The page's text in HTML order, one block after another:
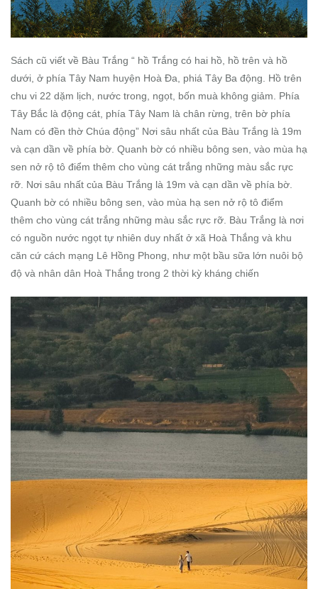
Sách cũ viết về Bàu Trắng “ hồ Trắng có hai hồ, hồ trên và hồ
dưới, ở phía Tây Nam huyện Hoà Đa, phiá Tây Ba động. Hồ trên
chu vi 22 dặm lịch, nước trong, ngọt, bốn muà không giảm. Phía
Tây Bắc là động cát, phía Tây Nam là chân rừng, trên bờ phía
Nam có đền thờ Chúa động” Nơi sâu nhất của Bàu Trắng là 19m
và cạn dần về phía bờ. Quanh bờ có nhiều bông sen, vào mùa hạ
sen nở rộ tô điểm thêm cho vùng cát trắng những màu sắc rực
rỡ. Nơi sâu nhất của Bàu Trắng là 19m và cạn dần về phía bờ.
Quanh bờ có nhiều bông sen, vào mùa hạ sen nở rộ tô điểm
thêm cho vùng cát trắng những màu sắc rực rỡ. Bàu Trắng là nơi
có nguồn nước ngọt tự nhiên duy nhất ở xã Hoà Thắng và khu
căn cứ cách mạng Lê Hồng Phong, như một bầu sữa lớn nuôi bộ
độ và nhân dân Hoà Thắng trong 2 thời kỳ kháng chiến